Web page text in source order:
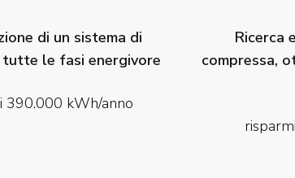
di un sistema di
tutte le fasi energivore
390.000 kWh/anno
Ricerca
compressa,